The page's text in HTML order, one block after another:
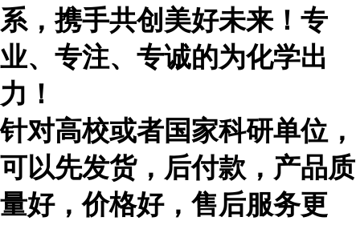
系，携手共创美好未来！专
业、专注、专诚的为化学出
力！
针对高校或者国家科研单位，
可以先发货，后付款，产品质
量好，价格好，售后服务更